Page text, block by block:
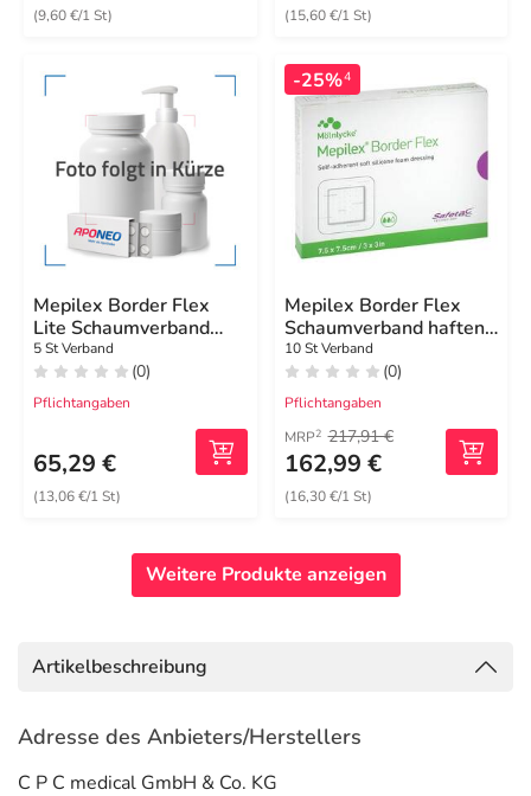
(9,60 €/1 St) (15,60 €/1 St)
Mepilex Border Flex
Lite Schaumverband
5x12,5 cm
5 St Verband
(0)
Pflichtangaben
65,29 €
(13,06 €/1 St)
-25%4
Mepilex Border Flex
Schaumverband haftend
7,5x7,5 cm
10 St Verband
(0)
Pflichtangaben
MRP2 217,91 €
162,99 €
(16,30 €/1 St)
Weitere Produkte anzeigen
Artikelbeschreibung
Adresse des Anbieters/Herstellers
C P C medical GmbH & Co. KG